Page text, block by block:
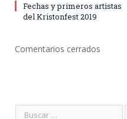
Fechas y primeros artistas
del Kristonfest 2019
Comentarios cerrados